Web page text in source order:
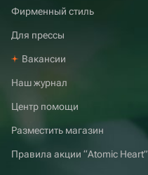
Фирменный стиль
Для прессы
Вакансии
Наш журнал
Центр помощи
Разместить магазин
Правила акции “Atomic Heart”